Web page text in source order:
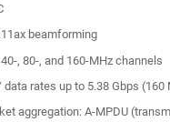
beamforming
, 80-, and 160-MHz channels
data rates up to 5.38 Gbps (160
aggregation: A-MPDU